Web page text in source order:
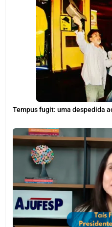
Tempus fugit: uma despedida